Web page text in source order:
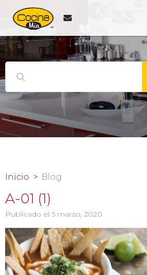
Inicio Blog
A-01 (1)
Publicado el 5 marzo, 2020